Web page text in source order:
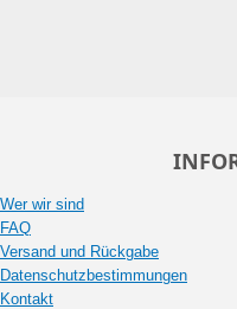
Wer wir sind
FAQ
Versand und Rückgabe
Datenschutzbestimmungen
Kontakt